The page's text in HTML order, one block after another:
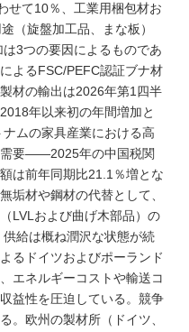
せて10％、工業用梱包材お
（旋盤加工品、まな板）
3つの要因によるものであ
よるFSC/PEFC認証ブナ材
材の輸出は2026年第1四半
年以来初の年間増加と
ムの家具産業における高
需要——2025年の中国税関
は前年同期比21.1％増とな
垢材や鋼材の代替として、
LVLおよび曲げ木部品）の
給は概ね潤沢な状態が続
るドイツおよびポーランド
エネルギーコストや輸送コ
益性を圧迫している。競争
。欧州の製材所（ドイツ、